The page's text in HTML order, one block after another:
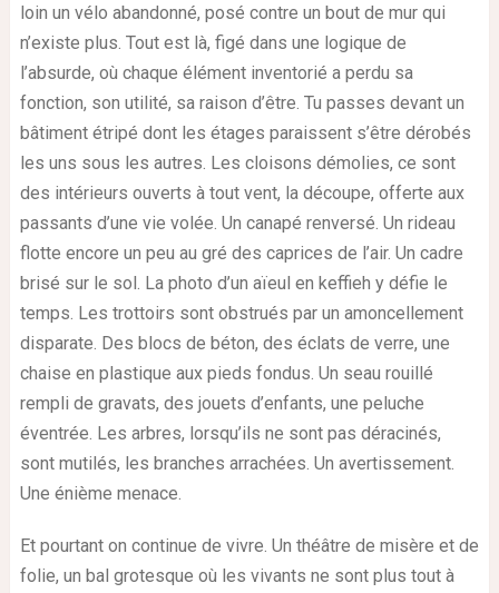
loin un vélo abandonné, posé contre un bout de mur qui
n’existe plus. Tout est là, figé dans une logique de
l’absurde, où chaque élément inventorié a perdu sa
fonction, son utilité, sa raison d’être. Tu passes devant un
bâtiment étripé dont les étages paraissent s’être dérobés
les uns sous les autres. Les cloisons démolies, ce sont
des intérieurs ouverts à tout vent, la découpe, offerte aux
passants d’une vie volée. Un canapé renversé. Un rideau
flotte encore un peu au gré des caprices de l’air. Un cadre
brisé sur le sol. La photo d’un aïeul en keffieh y défie le
temps. Les trottoirs sont obstrués par un amoncellement
disparate. Des blocs de béton, des éclats de verre, une
chaise en plastique aux pieds fondus. Un seau rouillé
rempli de gravats, des jouets d’enfants, une peluche
éventrée. Les arbres, lorsqu’ils ne sont pas déracinés,
sont mutilés, les branches arrachées. Un avertissement.
Une énième menace.
Et pourtant on continue de vivre. Un théâtre de misère et de
folie, un bal grotesque où les vivants ne sont plus tout à